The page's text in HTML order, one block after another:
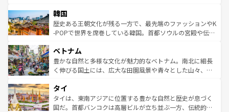
ワイを、存分に味わってほしい。 なお、新着のハワイ情報
はコンテンツ一覧を参照してほしい。
いる。アクティビティも充実しており、サーフィンやダイ
ビング、ハイキングなど、アウトドア好きにはたまらな
い。オーストラリアの多彩な魅力を存分に味わいつくそ
参照してほしい。
ン）、静ひつな山岳地帯である台湾東部など、都市の喧騒
と山間の静けさが共存しており、訪れる人に新しい発見と
驚きをもたらしてくれる。また、奥深い台湾の食文化も魅
容にもいいと評判のスイーツなど、バラエティ豊かな料理
が味わえる。 なお、新着の台湾情報は コンテンツ一覧を参
照してほしい。
韓国
歴史ある王朝文化が残る一方で、最先端のファッションやK
-POPで世界を席巻している韓国。首都ソウルの宮殿や伝統
き、地方に足を延ばせば四季折々の自然美を楽しむことが
できる。そして、キムチや焼肉、絶品のストリートフード
まで、さまざまな韓国料理が待っている。夜には、韓国な
リティに包まれながら、韓国の多彩な魅力を心ゆくまで味
わってみてほしい。 なお、新着の韓国情報はコンテンツ一
覧を参照してほしい。
ベトナム
豊かな自然と多様な文化が魅力的なベトナム。南北に細長
く伸びる国土には、広大な田園風景や青々とした山々、世
急速な発展と共に伝統が息づく。ハノイの古い町並みやホ
ーチミン市のフランス統治時代の建物も、独特の雰囲気を
醸し出している。また、バラエティの豊かさとおいしさで
タイ
タイは、東南アジアに位置する豊かな自然と歴史が息づく
国だ。首都バンコクは高層ビルが立ち並ぶ一方、伝統的な